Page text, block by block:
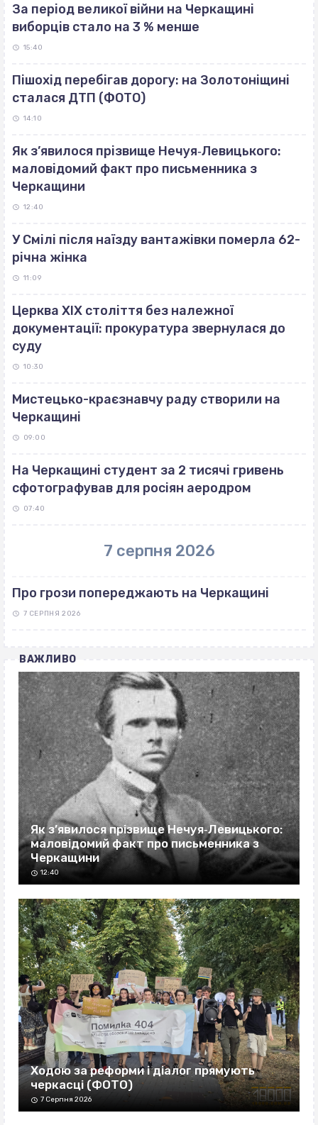
За період великої війни на Черкащині
виборців стало на 3 % менше
15:40
Пішохід перебігав дорогу: на Золотоніщині
сталася ДТП (ФОТО)
14:10
Як з’явилося прізвище Нечуя‐Левицького:
маловідомий факт про письменника з
Черкащини
12:40
У Смілі після наїзду вантажівки померла 62-
річна жінка
11:09
Церква ХІХ століття без належної
документації: прокуратура звернулася до
суду
10:30
Мистецько-краєзнавчу раду створили на
Черкащині
09:00
На Черкащині студент за 2 тисячі гривень
сфотографував для росіян аеродром
07:40
7 серпня 2026
Про грози попереджають на Черкащині
7 СЕРПНЯ 2026
ВАЖЛИВО
Як з’явилося прізвище Нечуя‐Левицького:
маловідомий факт про письменника з
Черкащини
12:40
Ходою за реформи і діалог прямують
черкасці (ФОТО)
7 Серпня 2026